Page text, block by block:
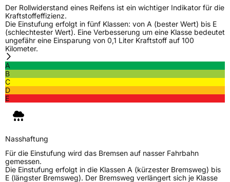
ZustandNeureifen
C-ReifenJa
EU Label
Nasshaftung
Rollgeräusch (Klasse)
Rollgeräusch (dB)
Der Rollwiderstand eines Reifens ist ein wichtiger Indikator für die
Kraftstoffeffizienz.
Die Einstufung erfolgt in fünf Klassen: von A (bester Wert) bis E
(schlechtester Wert). Eine Verbesserung um eine Klasse bedeutet
ungefähr eine Einsparung von 0,1 Liter Kraftstoff auf 100
Kilometer.
A
B
C
D
E
Nasshaftung
Für die Einstufung wird das Bremsen auf nasser Fahrbahn
gemessen.
Die Einstufung erfolgt in die Klassen A (kürzester Bremsweg) bis
E (längster Bremsweg). Der Bremsweg verlängert sich je Klasse